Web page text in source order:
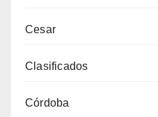
Cesar
Clasificados
Córdoba